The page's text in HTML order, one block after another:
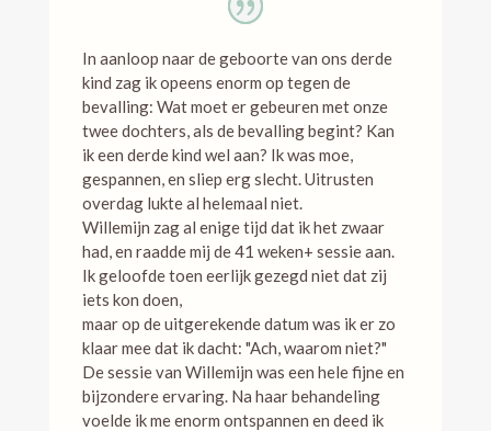
In aanloop naar de geboorte van ons derde
kind zag ik opeens enorm op tegen de
bevalling: Wat moet er gebeuren met onze
twee dochters, als de bevalling begint? Kan
ik een derde kind wel aan? Ik was moe,
gespannen, en sliep erg slecht. Uitrusten
overdag lukte al helemaal niet.
Willemijn zag al enige tijd dat ik het zwaar
had, en raadde mij de 41 weken+ sessie aan.
Ik geloofde toen eerlijk gezegd niet dat zij
iets kon doen,
maar op de uitgerekende datum was ik er zo
klaar mee dat ik dacht: "Ach, waarom niet?"
De sessie van Willemijn was een hele fijne en
bijzondere ervaring. Na haar behandeling
voelde ik me enorm ontspannen en deed ik